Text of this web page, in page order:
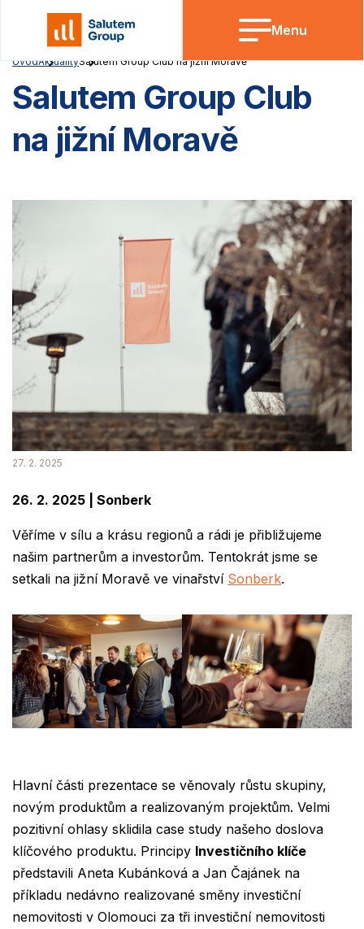
Menu
ÚvodAktualitySalutem Group Club na jižní Moravě
Salutem Group Club
na jižní Moravě
27. 2. 2025
26. 2. 2025 | Sonberk
Věříme v sílu a krásu regionů a rádi je přibližujeme
našim partnerům a investorům. Tentokrát jsme se
setkali na jižní Moravě ve vinařství Sonberk.
Hlavní části prezentace se věnovaly růstu skupiny,
novým produktům a realizovaným projektům. Velmi
pozitivní ohlasy sklidila case study našeho doslova
klíčového produktu. Principy Investičního klíče
představili Aneta Kubánková a Jan Čajánek na
příkladu nedávno realizované směny investiční
nemovitosti v Olomouci za tři investiční nemovitosti